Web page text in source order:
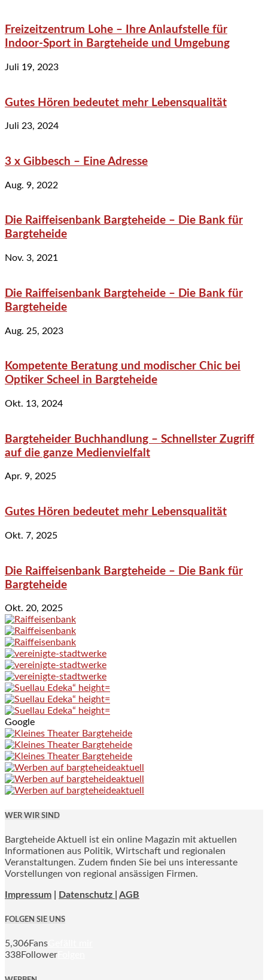
Freizeitzentrum Lohe – Ihre Anlaufstelle für
Indoor-Sport in Bargteheide und Umgebung
Juli 19, 2023
Gutes Hören bedeutet mehr Lebensqualität
Juli 23, 2024
3 x Gibbesch – Eine Adresse
Aug. 9, 2022
Die Raiffeisenbank Bargteheide – Die Bank für
Bargteheide
Nov. 3, 2021
Die Raiffeisenbank Bargteheide – Die Bank für
Bargteheide
Aug. 25, 2023
Kompetente Beratung und modischer Chic bei
Optiker Scheel in Bargteheide
Okt. 13, 2024
Bargteheider Buchhandlung – Schnellster Zugriff
auf die ganze Medienvielfalt
Apr. 9, 2025
Gutes Hören bedeutet mehr Lebensqualität
Okt. 7, 2025
Die Raiffeisenbank Bargteheide – Die Bank für
Bargteheide
Okt. 20, 2025
Google
WER WIR SIND
Bargteheide Aktuell ist ein online Magazin mit aktuellen
Informationen aus Politik, Wirtschaft und regionalen
Veranstaltungen. Zudem finden Sie bei uns interessante
Vorstellungen von regional ansässigen Firmen.
Impressum Datenschutz | AGB
FOLGEN SIE UNS
5,306Fans
338Follower